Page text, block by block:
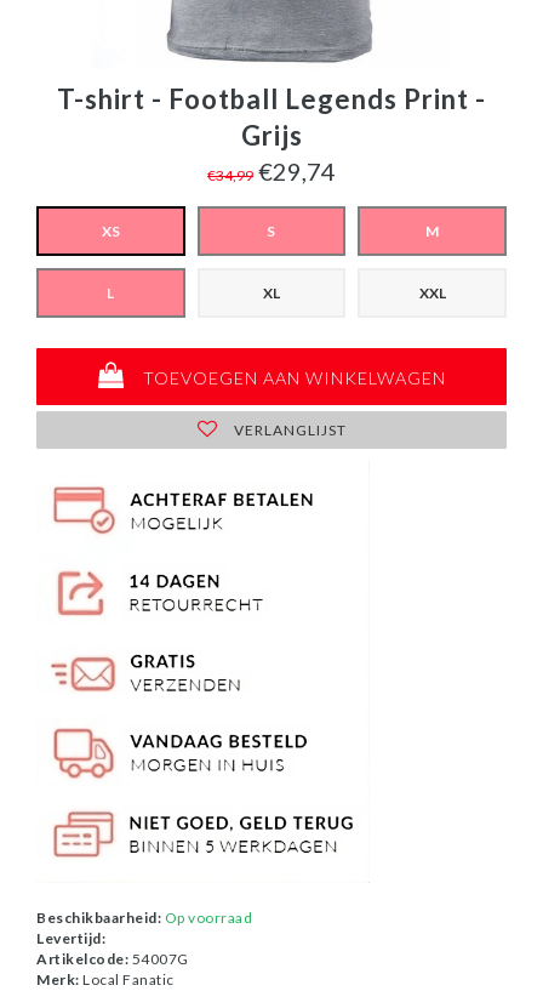
T-shirt - Football Legends Print -
Grijs
€34,99 €29,74
XS S M
L XL XXL
TOEVOEGEN AAN WINKELWAGEN
VERLANGLIJST
Beschikbaarheid: Op voorraad
Levertijd:
Artikelcode: 54007G
Merk: Local Fanatic